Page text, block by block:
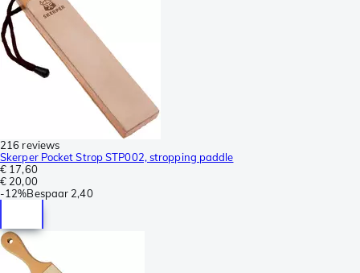
216 reviews
Skerper Pocket Strop STP002, stropping paddle
€ 17,60
€ 20,00
-12%Bespaar 2,40